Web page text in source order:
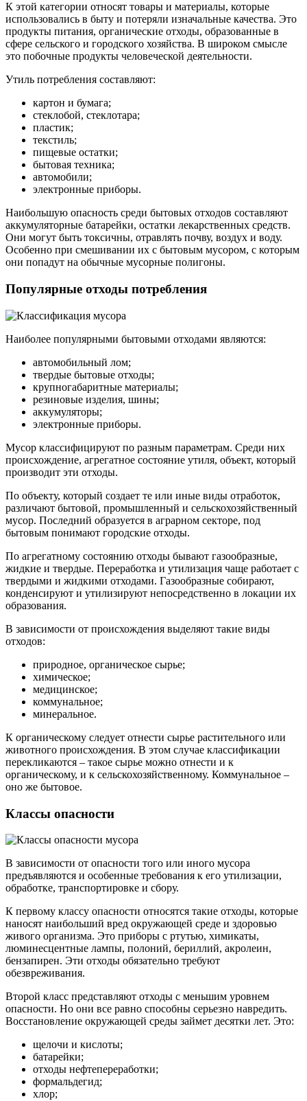
К этой категории относят товары и материалы, которые
использовались в быту и потеряли изначальные качества. Это
продукты питания, органические отходы, образованные в
сфере сельского и городского хозяйства. В широком смысле
это побочные продукты человеческой деятельности.
Утиль потребления составляют:
картон и бумага;
стеклобой, стеклотара;
пластик;
текстиль;
пищевые остатки;
бытовая техника;
автомобили;
электронные приборы.
Наибольшую опасность среди бытовых отходов составляют
аккумуляторные батарейки, остатки лекарственных средств.
Они могут быть токсичны, отравлять почву, воздух и воду.
Особенно при смешивании их с бытовым мусором, с которым
они попадут на обычные мусорные полигоны.
Популярные отходы потребления
Наиболее популярными бытовыми отходами являются:
автомобильный лом;
твердые бытовые отходы;
крупногабаритные материалы;
резиновые изделия, шины;
аккумуляторы;
электронные приборы.
Мусор классифицируют по разным параметрам. Среди них
происхождение, агрегатное состояние утиля, объект, который
производит эти отходы.
По объекту, который создает те или иные виды отработок,
различают бытовой, промышленный и сельскохозяйственный
мусор. Последний образуется в аграрном секторе, под
бытовым понимают городские отходы.
По агрегатному состоянию отходы бывают газообразные,
жидкие и твердые. Переработка и утилизация чаще работает с
твердыми и жидкими отходами. Газообразные собирают,
конденсируют и утилизируют непосредственно в локации их
образования.
В зависимости от происхождения выделяют такие виды
отходов:
природное, органическое сырье;
химическое;
медицинское;
коммунальное;
минеральное.
К органическому следует отнести сырье растительного или
животного происхождения. В этом случае классификации
перекликаются – такое сырье можно отнести и к
органическому, и к сельскохозяйственному. Коммунальное –
оно же бытовое.
Классы опасности
В зависимости от опасности того или иного мусора
предъявляются и особенные требования к его утилизации,
обработке, транспортировке и сбору.
К первому классу опасности относятся такие отходы, которые
наносят наибольший вред окружающей среде и здоровью
живого организма. Это приборы с ртутью, химикаты,
люминесцентные лампы, полоний, бериллий, акролеин,
бензапирен. Эти отходы обязательно требуют
обезвреживания.
Второй класс представляют отходы с меньшим уровнем
опасности. Но они все равно способны серьезно навредить.
Восстановление окружающей среды займет десятки лет. Это:
щелочи и кислоты;
батарейки;
отходы нефтепереработки;
формальдегид;
хлор;